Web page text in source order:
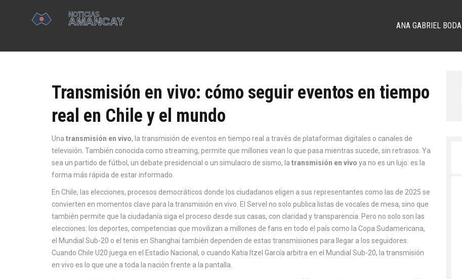
ANA GABRIEL BODA
Transmisión en vivo: cómo seguir eventos en tiempo
real en Chile y el mundo
Una transmisión en vivo, la transmisión de eventos en tiempo real a través de plataformas digitales o canales de
televisión . También conocida como streaming, permite que millones vean lo que pasa mientras sucede, sin retrasos. Ya
sea un partido de fútbol, un debate presidencial o un simulacro de sismo, la transmisión en vivo ya no es un lujo: es la
forma más rápida de estar informado.
En Chile, las elecciones, procesos democráticos donde los ciudadanos eligen a sus representantes como las de 2025 se
convierten en momentos clave para la transmisión en vivo. El Servel no solo publica listas de vocales de mesa, sino que
también permite que la ciudadanía siga el proceso desde sus casas, con claridad y transparencia. Pero no solo son las
elecciones: los deportes, competencias que movilizan a millones de fans en todo el país como la Copa Sudamericana,
el Mundial Sub-20 o el tenis en Shanghai también dependen de estas transmisiones para llegar a los seguidores.
Cuando Chile U20 juega en el Estadio Nacional, o cuando Katia Itzel García arbitra en el Mundial Sub-20, la transmisión
en vivo es lo que une a toda la nación frente a la pantalla.